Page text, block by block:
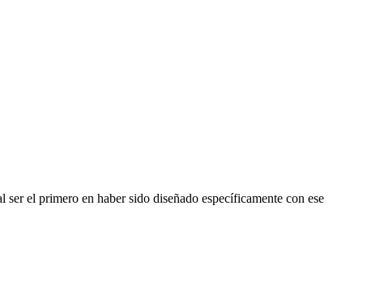
el primero en haber sido diseñado específicamente con ese